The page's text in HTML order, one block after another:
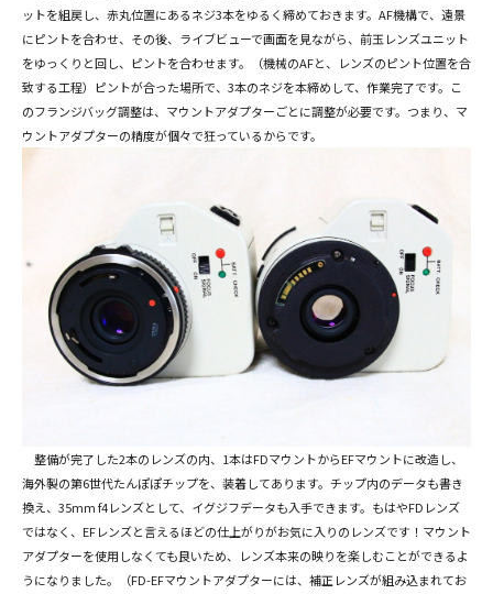
ットを組戻し、赤丸位置にあるネジ3本をゆるく締めておきます。AF機構で、遠景
にピントを合わせ、その後、ライブビューで画面を見ながら、前玉レンズユニット
をゆっくりと回し、ピントを合わせます。（機械のAFと、レンズのピント位置を合
致する工程）ピントが合った場所で、3本のネジを本締めして、作業完了です。こ
のフランジバッグ調整は、マウントアダプターごとに調整が必要です。つまり、マ
ウントアダプターの精度が個々で狂っているからです。
整備が完了した2本のレンズの内、1本はFDマウントからEFマウントに改造し、
海外製の第6世代たんぽぽチップを、装着してあります。チップ内のデータも書き
換え、35mm f4レンズとして、イグジフデータも入手できます。もはやFDレンズ
ではなく、EFレンズと言えるほどの仕上がりがお気に入りのレンズです！マウント
アダプターを使用しなくても良いため、レンズ本来の映りを楽しむことができるよ
うになりました。（FD-EFマウントアダプターには、補正レンズが組み込まれてお